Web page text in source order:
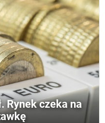
Rynek czeka na